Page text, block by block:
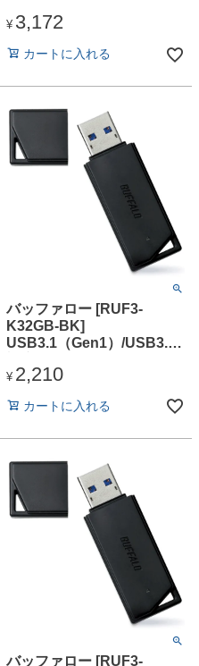
対応 USBメモリー 32GB
¥ 3,172
カートに入れる
バッファロー [RUF3-
K32GB-BK]
USB3.1（Gen1）/USB3.0
ーモデル 32GB ブラック
¥ 2,210
カートに入れる
バッファロー [RUF3-